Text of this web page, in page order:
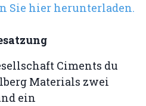
Sie hier herunterladen.
Ciments du
Materials zwei
ein